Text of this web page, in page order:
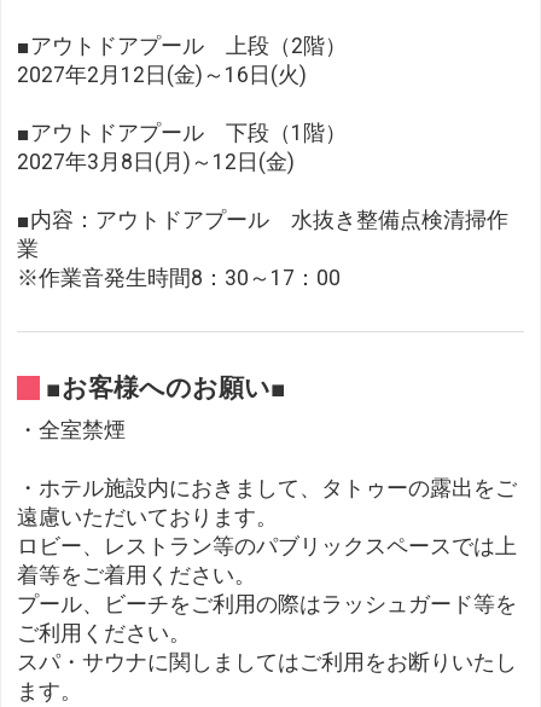
■アウトドアプール 上段（2階）
2027年2月12日(金)～16日(火)
■アウトドアプール 下段（1階）
2027年3月8日(月)～12日(金)
■内容：アウトドアプール 水抜き整備点検清掃作
業
※作業音発生時間8：30～17：00
■お客様へのお願い■
・全室禁煙
・ホテル施設内におきまして、タトゥーの露出をご
遠慮いただいております。
ロビー、レストラン等のパブリックスペースでは上
着等をご着用ください。
プール、ビーチをご利用の際はラッシュガード等を
ご利用ください。
スパ・サウナに関しましてはご利用をお断りいたし
ます。